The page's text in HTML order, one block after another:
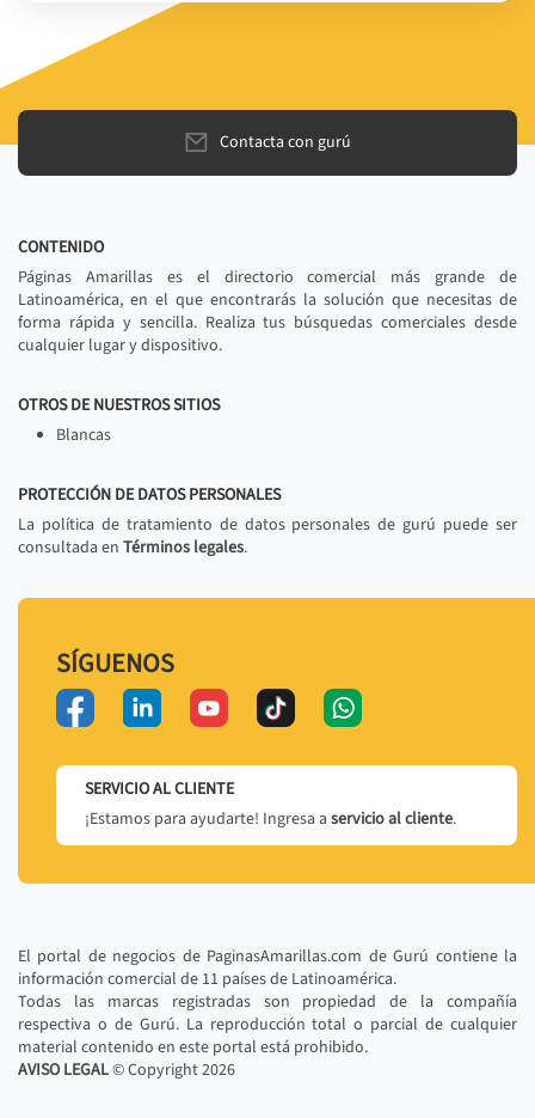
Contacta con gurú
CONTENIDO
Páginas Amarillas es el directorio comercial más grande de
Latinoamérica, en el que encontrarás la solución que necesitas de
forma rápida y sencilla. Realiza tus búsquedas comerciales desde
cualquier lugar y dispositivo.
OTROS DE NUESTROS SITIOS
Blancas
PROTECCIÓN DE DATOS PERSONALES
La política de tratamiento de datos personales de gurú puede ser
consultada en Términos legales.
SÍGUENOS
SERVICIO AL CLIENTE
¡Estamos para ayudarte! Ingresa a servicio al cliente.
El portal de negocios de PaginasAmarillas.com de Gurú contiene la
información comercial de 11 países de Latinoamérica.
Todas las marcas registradas son propiedad de la compañía
respectiva o de Gurú. La reproducción total o parcial de cualquier
material contenido en este portal está prohibido.
AVISO LEGAL© Copyright2026